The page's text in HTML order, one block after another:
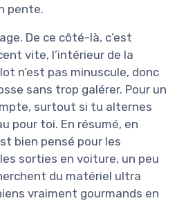
pente.
De ce côté-là, c’est
vite, l’intérieur de la
n’est pas minuscule, donc
sans trop galérer. Pour un
surtout si tu alternes
pour toi. En résumé, en
bien pensé pour les
sorties en voiture, un peu
du matériel ultra
vraiment gourmands en